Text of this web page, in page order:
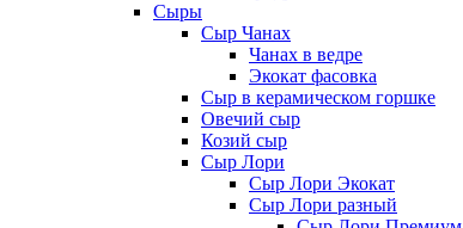
Сыры
Сыр Чанах
Чанах в ведре
Экокат фасовка
Сыр в керамическом горшке
Овечий сыр
Козий сыр
Сыр Лори
Сыр Лори Экокат
Сыр Лори разный